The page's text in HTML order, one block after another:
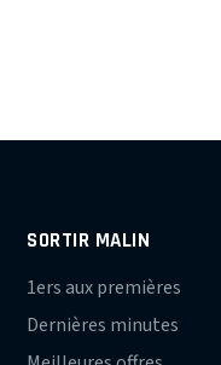
SORTIR MALIN
1ers aux premières
Dernières minutes